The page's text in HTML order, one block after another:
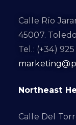
Calle Río
45007.
Tel.: (+34)
Northeast
Calle Del